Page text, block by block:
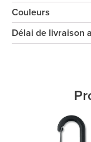
Couleurs
Délai de livraison